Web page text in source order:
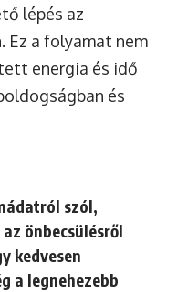
lépés az
Ez a folyamat nem
energia és idő
és
szól,
önbecsülésről
kedvesen
a legnehezebb